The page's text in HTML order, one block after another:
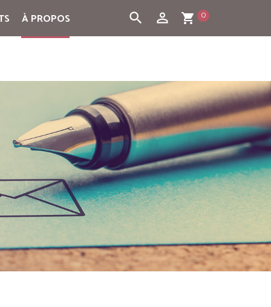
À PROPOS shopping_cart 0
person_outline
search